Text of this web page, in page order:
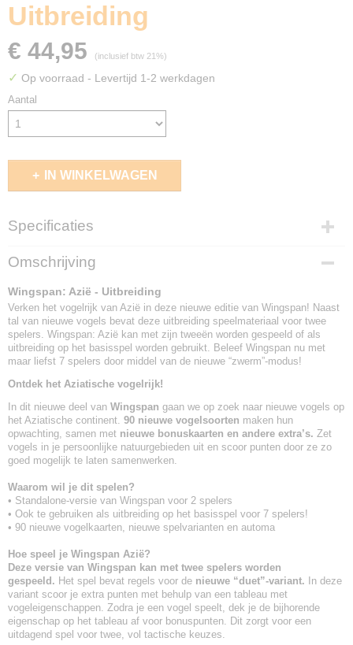
Uitbreiding
€ 44,95 (inclusief btw 21%)
✓ Op voorraad - Levertijd 1-2 werkdagen
Aantal
IN WINKELWAGEN
Specificaties
EAN code
8720289474423
Omschrijving
Wingspan: Azië - Uitbreiding
Verken het vogelrijk van Azië in deze nieuwe editie van Wingspan! Naast
tal van nieuwe vogels bevat deze uitbreiding speelmateriaal voor twee
spelers. Wingspan: Azië kan met zijn tweeën worden gespeeld of als
uitbreiding op het basisspel worden gebruikt. Beleef Wingspan nu met
maar liefst 7 spelers door middel van de nieuwe “zwerm”-modus!
Ontdek het Aziatische vogelrijk!
In dit nieuwe deel van Wingspan gaan we op zoek naar nieuwe vogels op
het Aziatische continent. 90 nieuwe vogelsoorten maken hun
opwachting, samen met nieuwe bonuskaarten en andere extra’s. Zet
vogels in je persoonlijke natuurgebieden uit en scoor punten door ze zo
goed mogelijk te laten samenwerken.
Waarom wil je dit spelen?
• Standalone-versie van Wingspan voor 2 spelers
• Ook te gebruiken als uitbreiding op het basisspel voor 7 spelers!
• 90 nieuwe vogelkaarten, nieuwe spelvarianten en automa
Hoe speel je Wingspan Azië?
Deze versie van Wingspan kan met twee spelers worden
gespeeld. Het spel bevat regels voor de nieuwe “duet”-variant. In deze
variant scoor je extra punten met behulp van een tableau met
vogeleigenschappen. Zodra je een vogel speelt, dek je de bijhorende
eigenschap op het tableau af voor bonuspunten. Dit zorgt voor een
uitdagend spel voor twee, vol tactische keuzes.